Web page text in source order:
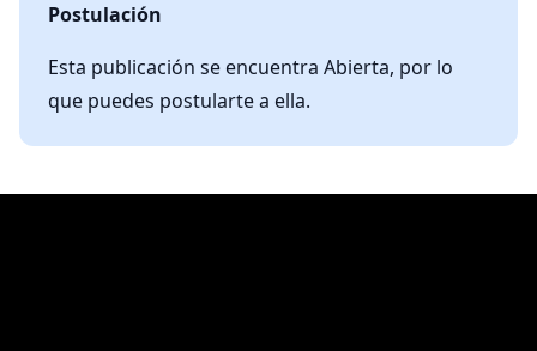
Postulación
Esta publicación se encuentra Abierta, por lo
que puedes postularte a ella.